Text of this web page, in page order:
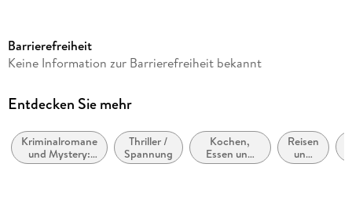
Reihe
Autor/Autorin
Verlag/Hersteller
Penguin Random House
Barrierefreiheit
Keine Information zur Barrierefreiheit bekannt
Entdecken Sie mehr
Kriminalromane
und Mystery:
Cosy Mystery
Thriller /
Spannung
Kochen,
Essen und
Trinken,
Reisen
und
Urlaub